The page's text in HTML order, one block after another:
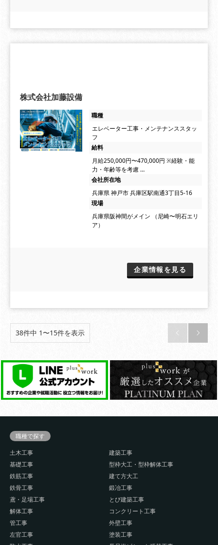
株式会社加藤設備
職種
エレベーター工事・メンテナンススタッ
フ
給料
月給250,000円〜470,000円 ※経験・能
力・年齢等を考慮 …
会社所在地
兵庫県 神戸市 兵庫区駅南通3丁目5-16
現場
兵庫県阪神間がメイン （尼崎〜明石エリ
ア）
企業情報を見る
38件中 1〜15件を表示  
職種で探す
土木工事
建築工事
基礎工事
型枠大工・型枠解体工事
鉄筋工事
建て方大工
鉄骨工事
鍛冶工事
鳶・足場工事
とび建築工事
解体工事
コンクリート工事
管工事
外壁工事
左官工事
塗装工事